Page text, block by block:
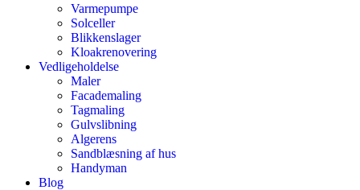
Varmepumpe
Solceller
Blikkenslager
Kloakrenovering
Vedligeholdelse
Maler
Facademaling
Tagmaling
Gulvslibning
Algerens
Sandblæsning af hus
Handyman
Blog